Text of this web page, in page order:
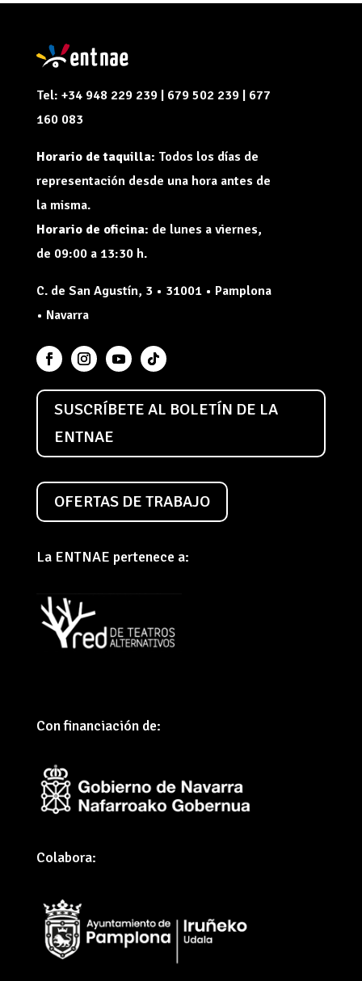
Tel: +34 948 229 239 | 679 502 239 | 677
160 083
Horario de taquilla: Todos los días de
representación desde una hora antes de
la misma.
Horario de oficina: de lunes a viernes,
de 09:00 a 13:30 h.
C. de San Agustín, 3 • 31001 • Pamplona
• Navarra
SUSCRÍBETE AL BOLETÍN DE LA
ENTNAE
OFERTAS DE TRABAJO
La ENTNAE pertenece a:
Con financiación de:
Colabora: